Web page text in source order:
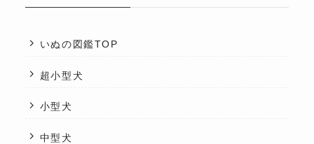
いぬの図鑑TOP
超小型犬
小型犬
中型犬